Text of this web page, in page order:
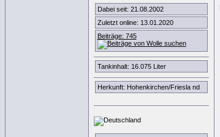
Dabei seit: 21.08.2002
Zuletzt online: 13.01.2020
Beiträge: 745
Tankinhalt: 16.075 Liter
Herkunft: Hohenkirchen/Friesla nd